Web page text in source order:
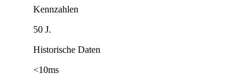
Kennzahlen
50 J.
Historische Daten
<10ms